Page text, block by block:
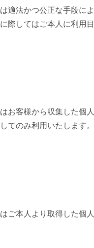
適法かつ公正な手段に
際してはご本人に利用
お客様から収集した個
てのみ利用いたします。
ご本人より取得した個